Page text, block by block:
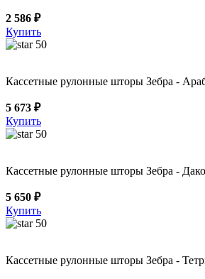
2 586 ₽
Купить
50
Кассетные рулонные шторы Зебра -
5 673 ₽
Купить
50
Кассетные рулонные шторы Зебра -
5 650 ₽
Купить
50
Кассетные рулонные шторы Зебра -